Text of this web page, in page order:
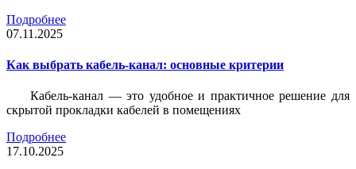
Подробнее
07.11.2025
Как выбрать кабель-канал: основные критерии
Кабель-канал — это удобное и практичное решение для
скрытой прокладки кабелей в помещениях
Подробнее
17.10.2025